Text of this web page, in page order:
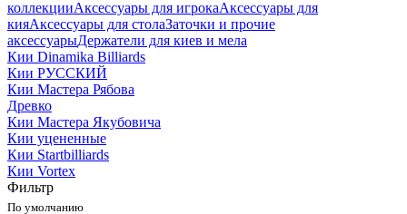
коллекцииАксессуары для игрокаАксессуары для
кияАксессуары для столаЗаточки и прочие
аксессуарыДержатели для киев и мела
Кии Dinamika Billiards
Кии РУССКИЙ
Кии Мастера Рябова
Древко
Кии Мастера Якубовича
Кии уцененные
Кии Startbilliards
Кии Vortex
Фильтр
По умолчанию